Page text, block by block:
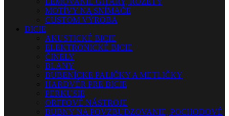
MOTÍVY NA SNÍMAČE
CUSTOM VÝROBA
BICIE
AKUSTICKÉ BICIE
ELEKTRONICKÉ BICIE
ČINELY
BLANY
BUBENÍCKE PALIČKY A METLIČKY
HARDVÉR PRE BICIE
PERKUSIE
ORFFOVÉ NÁSTROJE
BUBNY NA POVZBUDZOVANIE, POCHODOVÉ